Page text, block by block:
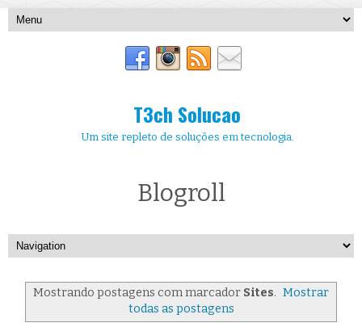
T3ch Solucao
Um site repleto de soluções em tecnologia.
Blogroll
Mostrando postagens com marcador Sites. Mostrar
todas as postagens